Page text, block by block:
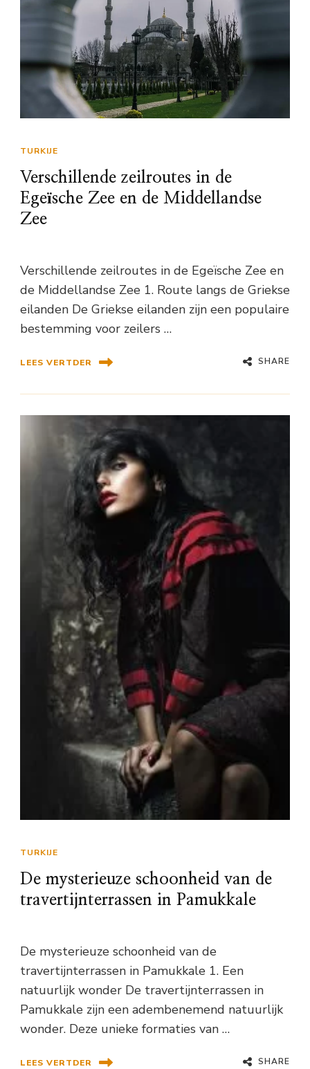
TURKIJE
Verschillende zeilroutes in de
Egeïsche Zee en de Middellandse
Zee
Verschillende zeilroutes in de Egeïsche Zee en
de Middellandse Zee 1. Route langs de Griekse
eilanden De Griekse eilanden zijn een populaire
bestemming voor zeilers …
LEES VERTDER SHARE
TURKIJE
De mysterieuze schoonheid van de
travertijnterrassen in Pamukkale
De mysterieuze schoonheid van de
travertijnterrassen in Pamukkale 1. Een
natuurlijk wonder De travertijnterrassen in
Pamukkale zijn een adembenemend natuurlijk
wonder. Deze unieke formaties van …
LEES VERTDER SHARE